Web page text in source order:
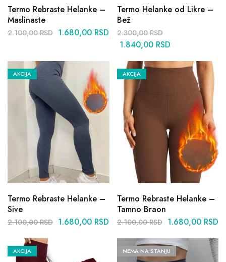
Termo Rebraste Helanke –
Maslinaste
2.100,00RSD 1.680,00 RSD
Termo Helanke od Likre –
Bež
2.300,00RSD
1.840,00 RSD
AKCIJA
Termo Rebraste Helanke –
Sive
2.100,00RSD 1.680,00 RSD
AKCIJA
Termo Rebraste Helanke –
Tamno Braon
2.100,00RSD 1.680,00 RSD
AKCIJA NEMA NA STANJU